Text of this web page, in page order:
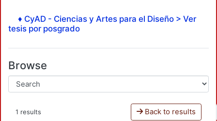
♦ CyAD - Ciencias y Artes para el Diseño > Ver
tesis por posgrado
Browse
1 results Back to results